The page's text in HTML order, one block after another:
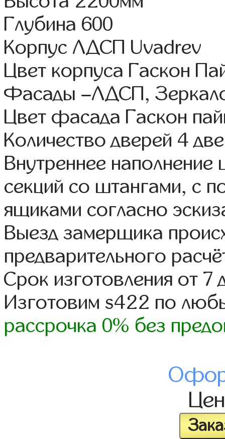
Глубина 600
Корпус ЛДСП Uvadrev
Цвет корпуса Гаскон
Фасады –ЛДСП,
Цвет фасада Гаскон
Количество дверей 4
Внутреннее
секций со штангами, с
ящиками согласно
Выезд замерщика
предварительного
Срок изготовления от 7
Изготовим s422 по
рассрочка 0% без